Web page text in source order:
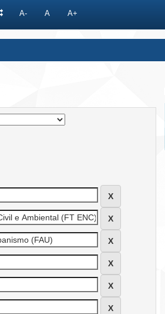
A- A A+